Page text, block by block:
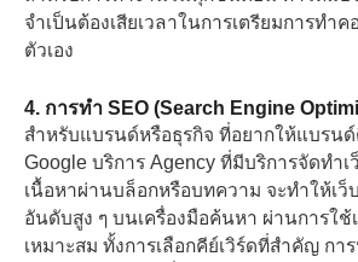
จำเป็นต้องเสียเวลาในการเตรียมการทำ
ตัวเอง
4. การทำ SEO (Search Engine
สำหรับแบรนด์หรือธุรกิจ ที่อยากให้แบรน
Google บริการ Agency ที่มีบริการจัดทำเ
เนื้อหาผ่านบล็อกหรือบทความ จะทำให้เ
อันดับสูง ๆ บนเครื่องมือค้นหา ผ่านการใช้
เหมาะสม ทั้งการเลือกคีย์เวิร์ดที่สำคัญ กา